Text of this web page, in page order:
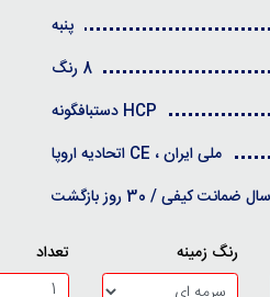
پنبه
8 رنگ
HCP دستبافگونه
ملی ایران ، CE اتحادیه اروپا
رنگ زمینه تعداد